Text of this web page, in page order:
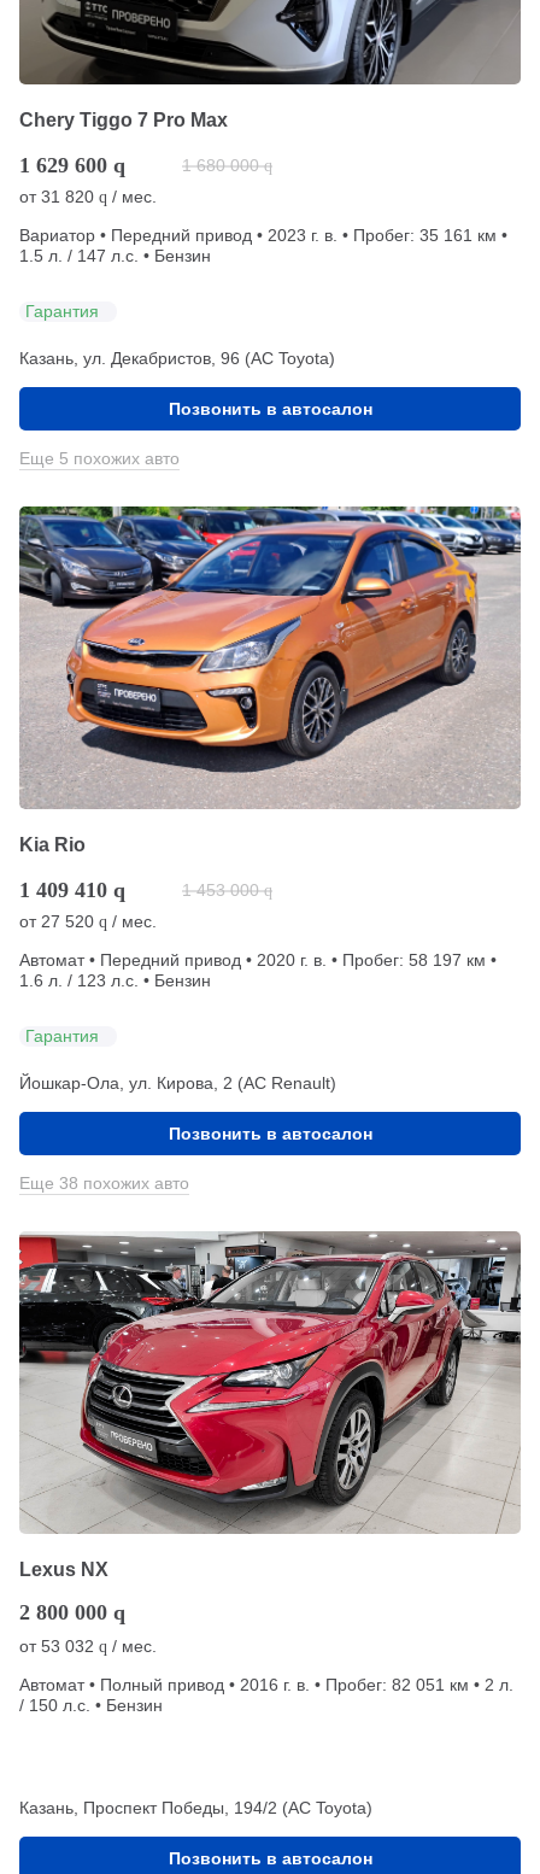
Chery Tiggo 7 Pro Max
1 629 600 q 1 680 000 q
от31 820 q / мес.
Вариатор • Передний привод • 2023 г. в. • Пробег: 35 161 км •
1.5 л. / 147 л.с. • Бензин
Гарантия
Казань, ул. Декабристов, 96 (АС Toyota)
Позвонить в автосалон
Еще 5 похожих авто
Kia Rio
1 409 410 q 1 453 000 q
от 27 520 q / мес.
Автомат • Передний привод • 2020 г. в. • Пробег: 58 197 км •
1.6 л. / 123 л.с. • Бензин
Гарантия
Йошкар-Ола, ул. Кирова, 2 (АС Renault)
Позвонить в автосалон
Еще 38 похожих авто
Lexus NX
2 800 000 q
от53 032 q / мес.
Автомат • Полный привод • 2016 г. в. • Пробег: 82 051 км • 2 л.
/ 150 л.с. • Бензин
Казань, Проспект Победы, 194/2 (АС Toyota)
Позвонить в автосалон